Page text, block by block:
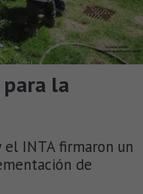
para la
el INTA firmaron un
de